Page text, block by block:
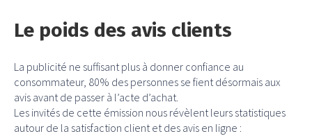
Le poids des avis clients
La publicité ne suffisant plus à donner confiance au
consommateur, 80% des personnes se fient désormais aux
avis avant de passer à l’acte d’achat.
Les invités de cette émission nous révèlent leurs statistiques
autour de la satisfaction client et des avis en ligne :